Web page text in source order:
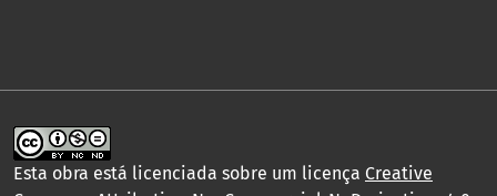
Esta obra está licenciada sobre um licença Creative